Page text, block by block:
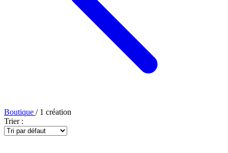
Boutique / 1 création
Trier :